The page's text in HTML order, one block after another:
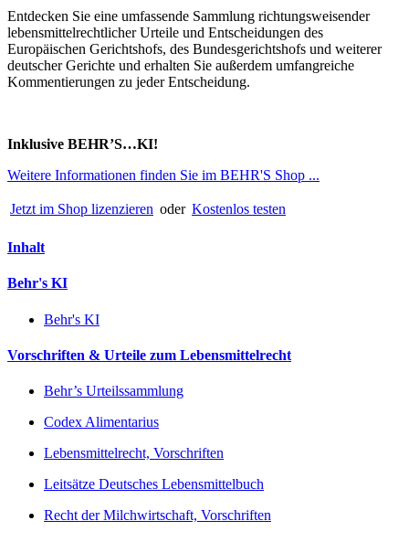
Entdecken Sie eine umfassende Sammlung richtungsweisender
lebensmittelrechtlicher Urteile und Entscheidungen des
Europäischen Gerichtshofs, des Bundesgerichtshofs und weiterer
deutscher Gerichte und erhalten Sie außerdem umfangreiche
Kommentierungen zu jeder Entscheidung.
Inklusive BEHR’S…KI!
Weitere Informationen finden Sie im BEHR'S Shop ...
Jetzt im Shop lizenzieren oder Kostenlos testen
Inhalt
Behr's KI
Behr's KI
Vorschriften & Urteile zum Lebensmittelrecht
Behr’s Urteilssammlung
Codex Alimentarius
Lebensmittelrecht, Vorschriften
Leitsätze Deutsches Lebensmittelbuch
Recht der Milchwirtschaft, Vorschriften